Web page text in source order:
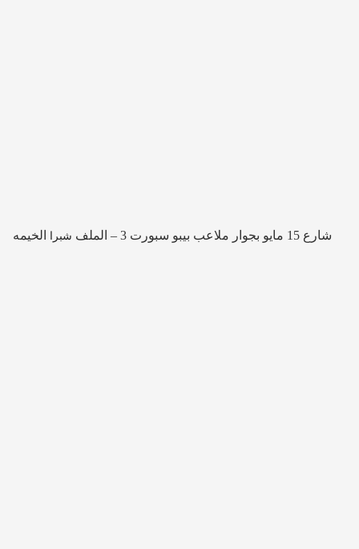
شارع 15 مايو بجوار ملاعب بيبو سبورت 3 – الملف شبرا الخيمه